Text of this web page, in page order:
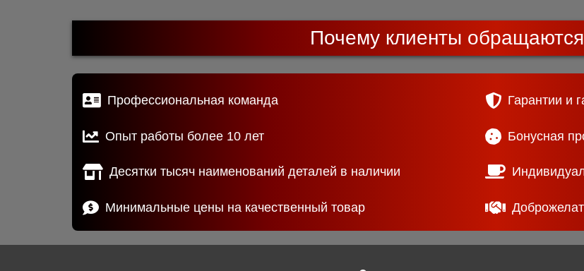
Почему клиенты
Профессиональная команда
Опыт работы более 10 лет
Десятки тысяч наименований деталей в наличии
Минимальные цены на качественный товар
Гарантии и
Бонусная